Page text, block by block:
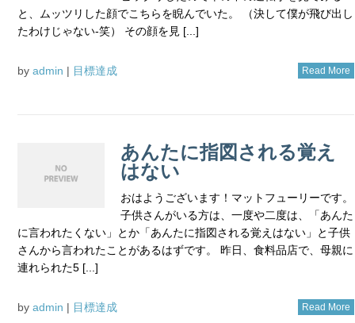
と、ムッツリした顔でこちらを睨んでいた。 （決して僕が飛び出し
たわけじゃない‐笑） その顔を見 [...]
by admin | 目標達成 Read More
あんたに指図される覚え
はない
おはようございます！マットフューリーです。
子供さんがいる方は、一度や二度は、「あんた
に言われたくない」とか「あんたに指図される覚えはない」と子供
さんから言われたことがあるはずです。 昨日、食料品店で、母親に
連れられた5 [...]
by admin | 目標達成 Read More